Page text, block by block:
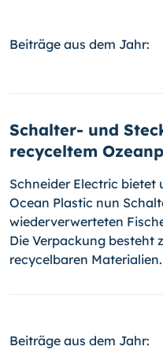
Beiträge aus dem Jahr:
Schalter- und
recyceltem
Schneider Electric bietet
Ocean Plastic nun
wiederverwerteten
Die Verpackung besteht
recycelbaren Materialien.
Beiträge aus dem Jahr: